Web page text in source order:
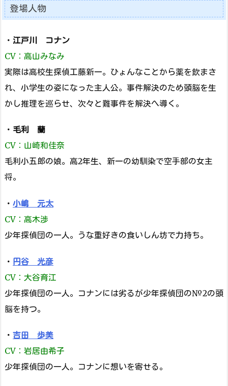
登場人物
・ 江戸川 コナン
CV：高山みなみ
実際は高校生探偵工藤新一。ひょんなことから薬を飲まさ
れ、小学生の姿になった主人公。事件解決のため頭脳を生
かし推理を巡らせ、次々と難事件を解決へ導く。
・ 毛利 蘭
CV：山崎和佳奈
毛利小五郎の娘。高2年生、新一の幼馴染で空手部の女主
将。
・ 小嶋 元太
CV：高木渉
少年探偵団の一人。うな重好きの食いしん坊で力持ち。
・ 円谷 光彦
CV：大谷育江
少年探偵団の一人。コナンには劣るが少年探偵団の№2の頭
脳を持つ。
・ 吉田 歩美
CV：岩居由希子
少年探偵団の一人。コナンに想いを寄せる。